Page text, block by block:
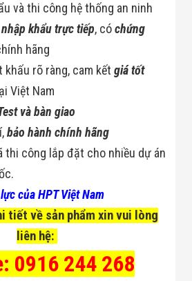
Tự Động
Nhận Diện
Khuôn Mặt
Nhẹ
Thiết Bị Theo
Matrixcope
Giáo Dục
Thiết Bị Ngành
Thiết Bị Ngành
Giày Da, Túi
Xách
và thi công hệ thống an ninh
nhập khẩu trực tiếp, cóchứng
hãng
khấu rõ ràng, cam kếtgiá tốt
Việt Nam
và bàn giao
bảo hành chính hãng
thi công lắp đặt cho nhiều dự án
của HPT Việt Nam
tiết về sản phẩm xin vui lòng
liên hệ:
0916 244 268